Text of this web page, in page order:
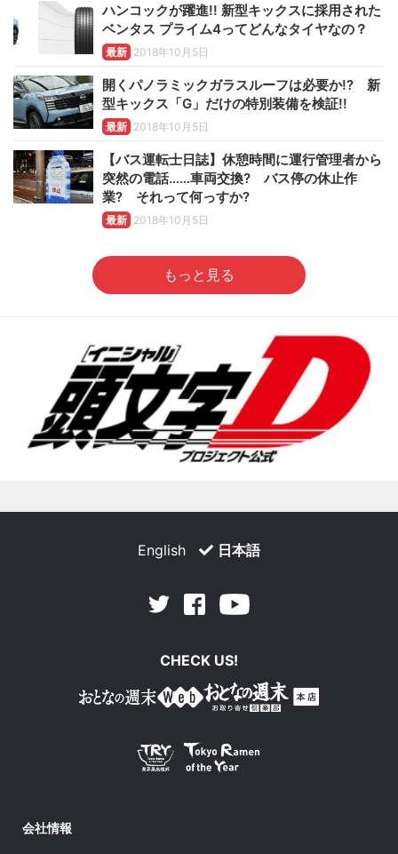
ハンコックが躍進!! 新型キックスに採用された
ベンタス プライム4ってどんなタイヤなの？
最新 2018年10月5日
開くパノラミックガラスルーフは必要か!? 新
型キックス「G」だけの特別装備を検証!!
最新 2018年10月5日
【バス運転士日誌】休憩時間に運行管理者から
突然の電話……車両交換? バス停の休止作
業? それって何っすか?
最新 2018年10月5日
もっと見る
English 日本語
Twitter Facebook
CHECK US!
会社情報